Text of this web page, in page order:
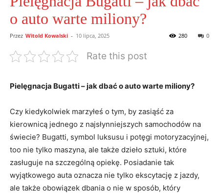
o auto warte miliony?
Przez Witold Kowalski - 10 lipca, 2025 0
280
Rate this post
Pielęgnacja Bugatti – jak dbać o auto warte miliony?
Czy kiedykolwiek marzyłeś o tym, by zasiąść za
kierownicą jednego z najsłynniejszych samochodów na
świecie? Bugatti, symbol luksusu i potęgi motoryzacyjnej,
too nie tylko maszyna, ale także dzieło sztuki, które
zasługuje na szczególną opiekę. Posiadanie tak
wyjątkowego auta oznacza nie tylko ekscytację z jazdy,
ale także obowiązek dbania o nie w sposób, który